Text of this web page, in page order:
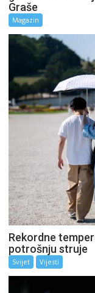
Graše
Magazin
Rekordne
potrošnju struje
Svijet Vijesti